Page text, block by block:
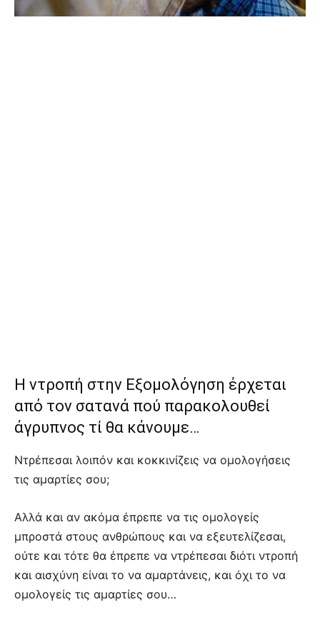
Η ντροπή στην Εξομολόγηση έρχεται
από τον σατανά πού παρακολουθεί
άγρυπνος τί θα κάνουμε…
Ντρέπεσαι λοιπόν και κοκκινίζεις να ομολογήσεις
τις αμαρτίες σου;
Αλλά και αν ακόμα έπρεπε να τις ομολογείς
μπροστά στους ανθρώπους και να εξευτελίζεσαι,
ούτε και τότε θα έπρεπε να ντρέπεσαι διότι ντροπή
και αισχύνη είναι το να αμαρτάνεις, και όχι το να
ομολογείς τις αμαρτίες σου…